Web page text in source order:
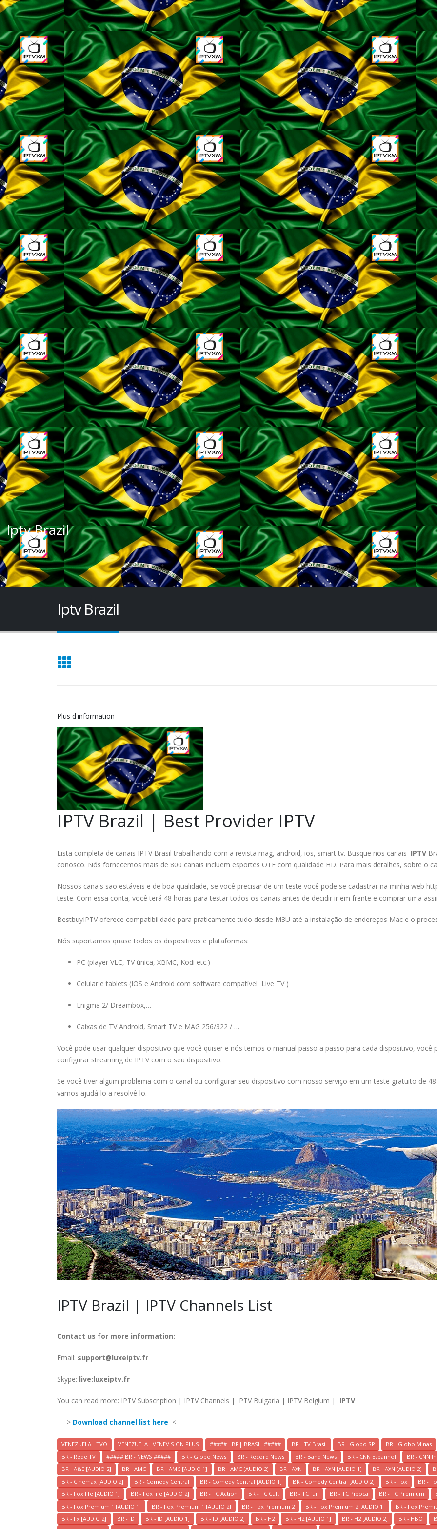
Iptv Brazil
Iptv Brazil
Plus d'information
IPTV Brazil | Best Provider IPTV
Lista completa de canais IPTV Brasil trabalhando com a revista mag, android, ios, smart tv. Busque nos canais IPTV
conosco. Nós fornecemos mais de 800 canais incluem esportes OTE com qualidade HD. Para mais detalhes, sobre o
Nossos canais são estáveis e de boa qualidade, se você precisar de um teste você pode se cadastrar na minha web
teste. Com essa conta, você terá 48 horas para testar todos os canais antes de decidir ir em frente e comprar uma
BestbuyIPTV oferece compatibilidade para praticamente tudo desde M3U até a instalação de endereços Mac e o
Nós suportamos quase todos os dispositivos e plataformas:
PC (player VLC, TV única, XBMC, Kodi etc.)
Celular e tablets (IOS e Android com software compatível Live TV )
Enigma 2/ Dreambox,…
Caixas de TV Android, Smart TV e MAG 256/322 / …
Você pode usar qualquer dispositivo que você quiser e nós temos o manual passo a passo para cada dispositivo,
configurar streaming de IPTV com o seu dispositivo.
Se você tiver algum problema com o canal ou configurar seu dispositivo com nosso serviço em um teste gratuito de
vamos ajudá-lo a resolvê-lo.
IPTV Brazil | IPTV Channels List
Contact us for more information:
Email: support@luxeiptv.fr
Skype: live:luxeiptv.fr
You can read more: IPTV Subscription | IPTV Channels | IPTV Bulgaria | IPTV Belgium | IPTV
—-> Download channel list here <—-
VENEZUELA - TVO VENEZUELA - VENEVISION PLUS ##### |BR| BRASIL ##### BR - TV Brasil BR - Globo SP
BR - Globo Minas
BR - Rede TV
##### BR - NEWS ##### BR - Globo News BR - Record News BR - Band News BR - CNN Espanhol
BR - CNN
BR - A&E [AUDIO 2]
BR - AMC BR - AMC [AUDIO 1] BR - AMC [AUDIO 2] BR - AXN BR - AXN [AUDIO 1] BR - AXN [AUDIO 2]
BR - Cinemax [AUDIO 2]
BR - Comedy Central BR - Comedy Central [AUDIO 1] BR - Comedy Central [AUDIO 2] BR - Fox
BR -
BR - Fox life [AUDIO 1]
BR - Fox life [AUDIO 2] BR - TC Action BR - TC Cult BR - TC fun BR - TC Pipoca BR - TC Premium
BR - Fox Premium 1 [AUDIO 1]
BR - Fox Premium 1 [AUDIO 2] BR - Fox Premium 2 BR - Fox Premium 2 [AUDIO 1]
BR - Fox
BR - Fx [AUDIO 2]
BR - ID BR - ID [AUDIO 1] BR - ID [AUDIO 2] BR - H2 BR - H2 [AUDIO 1] BR - H2 [AUDIO 2] BR - HBO